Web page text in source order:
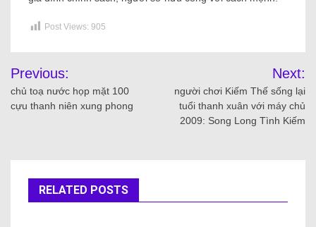
Post Views: 905
Previous:
chủ toạ nước họp mặt 100
cựu thanh niên xung phong
Next:
người chơi Kiếm Thế sống lại
tuổi thanh xuân với máy chủ
2009: Song Long Tình Kiếm
RELATED POSTS